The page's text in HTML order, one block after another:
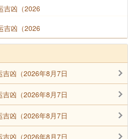
吉凶（2026
吉凶（2026
凶（2026年8月7日
凶（2026年8月7日
凶（2026年8月7日
凶（2026年8月7日